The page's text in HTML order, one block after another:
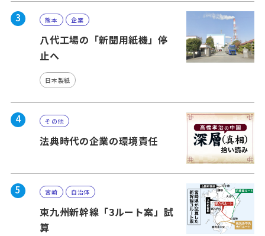
3 熊本 企業
八代工場の「新聞用紙機」停
止へ
日本製紙
4 その他
法典時代の企業の環境責任
5 宮崎 自治体
東九州新幹線「3ルート案」試
算